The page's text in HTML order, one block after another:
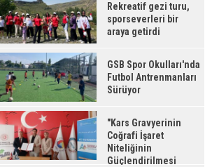
Rekreatif gezi turu,
sporseverleri bir
araya getirdi
GSB Spor Okulları'nda
Futbol Antrenmanları
Sürüyor
"Kars Gravyerinin
Coğrafi İşaret
Niteliğinin
Güçlendirilmesi